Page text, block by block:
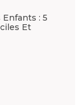
Enfants : 5
Et